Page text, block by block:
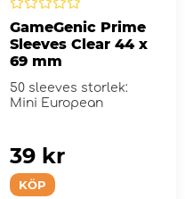
GameGenic Prime
Sleeves Clear 44 x
69 mm
50 sleeves storlek:
Mini European
KÖP
39 kr